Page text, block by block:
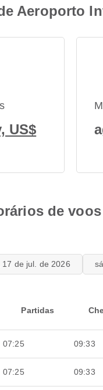
Aeroporto
US$
de
17 de jul. de 2026
Partidas
07:25 09:33
07:25 09:33